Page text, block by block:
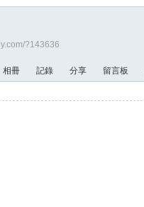
?143636
相冊 記錄 分享 留言板